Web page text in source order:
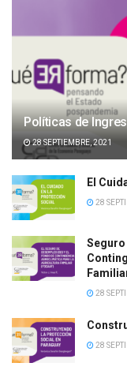
Políticas de
28 SEPTIEMBRE, 2021
El
28
Seguro
28
28